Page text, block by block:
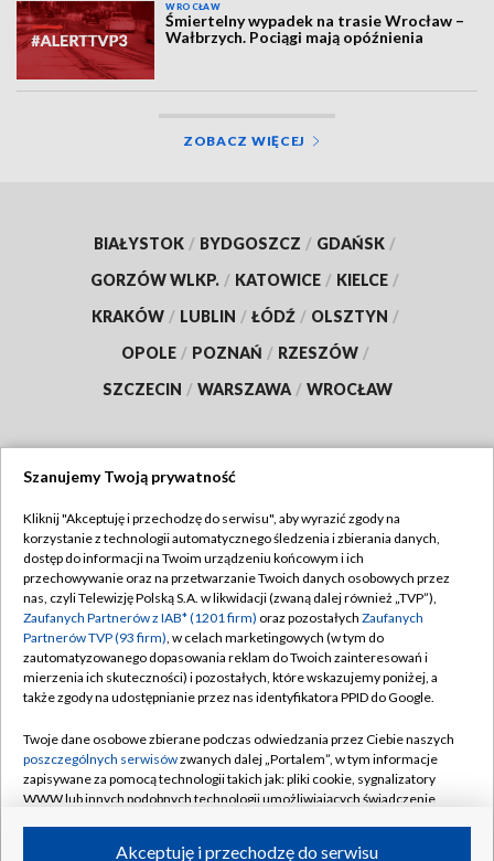
WROCŁAW
Śmiertelny wypadek na trasie Wrocław –
Wałbrzych. Pociągi mają opóźnienia
ZOBACZ WIĘCEJ
BIAŁYSTOK / BYDGOSZCZ / GDAŃSK /
GORZÓW WLKP. / KATOWICE / KIELCE /
KRAKÓW / LUBLIN / ŁÓDŹ / OLSZTYN /
OPOLE / POZNAŃ / RZESZÓW /
SZCZECIN / WARSZAWA / WROCŁAW
TVP
Abonament TVP
Emisja w TVP
Centrum informacji TVP
Naziemna Telewizja Cyfrowa
Rada Programowa
System NOS
Informacje o nadawcy
Regulamin TVP
Polityka prywatności
Moje zgody
Pomoc
Kontakt
Kanały
Szanujemy Twoją prywatność
Kliknij "Akceptuję i przechodzę do serwisu", aby wyrazić zgody na
korzystanie z technologii automatycznego śledzenia i zbierania danych,
dostęp do informacji na Twoim urządzeniu końcowym i ich
przechowywanie oraz na przetwarzanie Twoich danych osobowych przez
nas, czyli Telewizję Polską S.A. w likwidacji (zwaną dalej również „TVP”),
Zaufanych Partnerów z IAB* (1201 firm) oraz pozostałych Zaufanych
Partnerów TVP (93 firm), w celach marketingowych (w tym do
zautomatyzowanego dopasowania reklam do Twoich zainteresowań i
mierzenia ich skuteczności) i pozostałych, które wskazujemy poniżej, a
także zgody na udostępnianie przez nas identyfikatora PPID do Google.
Twoje dane osobowe zbierane podczas odwiedzania przez Ciebie naszych
poszczególnych serwisówzwanych dalej „Portalem”, w tym informacje
zapisywane za pomocą technologii takich jak: pliki cookie, sygnalizatory
WWW lub innych podobnych technologii umożliwiających świadczenie
Akceptuję i przechodzę do serwisu